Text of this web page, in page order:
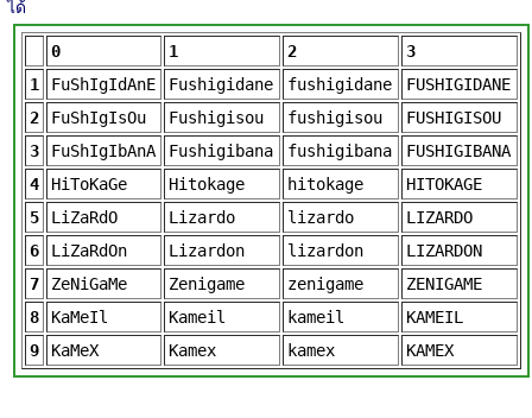
ได้
0 1 2
3
1
FuShIgIdAnE Fushigidane fushigidane
FUSHIGIDANE
2
FuShIgIsOu Fushigisou fushigisou
FUSHIGISOU
3
FuShIgIbAnA Fushigibana fushigibana
FUSHIGIBANA
4
HiToKaGe Hitokage hitokage
HITOKAGE
5
LiZaRdO Lizardo lizardo
LIZARDO
6
LiZaRdOn Lizardon lizardon
LIZARDON
7
ZeNiGaMe Zenigame zenigame
ZENIGAME
8
KaMeIl Kameil kameil
KAMEIL
9
KaMeX Kamex kamex KAMEX